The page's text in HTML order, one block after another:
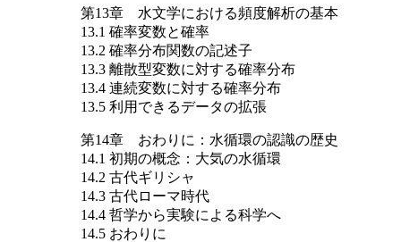
第13章 水文学における頻度解析の基本
13.1 確率変数と確率
13.2 確率分布関数の記述子
13.3 離散型変数に対する確率分布
13.4 連続変数に対する確率分布
13.5 利用できるデータの拡張
第14章 おわりに：水循環の認識の歴史
14.1 初期の概念：大気の水循環
14.2 古代ギリシャ
14.3 古代ローマ時代
14.4 哲学から実験による科学へ
14.5 おわりに